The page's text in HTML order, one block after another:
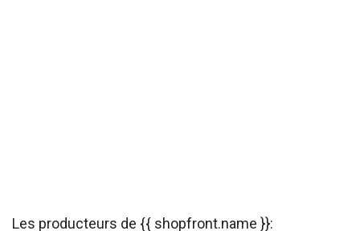
Les producteurs de {{ shopfront.name }}: